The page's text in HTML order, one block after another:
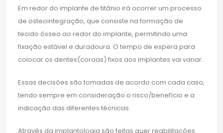
Em redor do implante de titânio irá ocorrer um processo
de osteointegração, que consiste na formação de
tecido ósseo ao redor do implante, permitindo uma
fixação estável e duradoura. O tempo de espera para
colocar os dentes(coroas) fixos aos implantes vai variar.
Essas decisões são tomadas de acordo com cada caso,
tendo sempre em consideração o risco/benefício e a
indicação das diferentes técnicas.
Através da implantologia são feitas quer reabilitações